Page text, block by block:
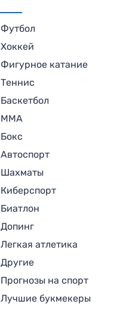
Футбол
Хоккей
Фигурное катание
Теннис
Баскетбол
MMA
Бокс
Автоспорт
Шахматы
Киберспорт
Биатлон
Допинг
Легкая атлетика
Другие
Прогнозы на спорт
Лучшие букмекеры